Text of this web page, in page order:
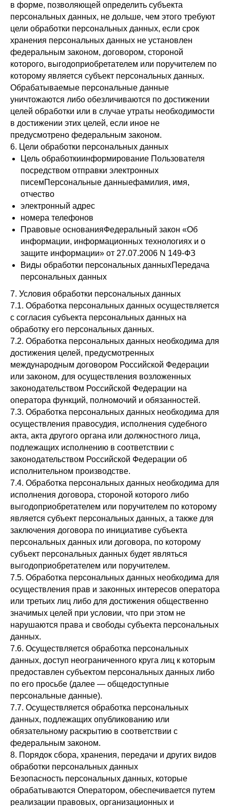
в форме, позволяющей определить субъекта
персональных данных, не дольше, чем этого требуют
цели обработки персональных данных, если срок
хранения персональных данных не установлен
федеральным законом, договором, стороной
которого, выгодоприобретателем или поручителем по
которому является субъект персональных данных.
Обрабатываемые персональные данные
уничтожаются либо обезличиваются по достижении
целей обработки или в случае утраты необходимости
в достижении этих целей, если иное не
предусмотрено федеральным законом.
6. Цели обработки персональных данных
Цель обработкиинформирование Пользователя
посредством отправки электронных
писемПерсональные данныефамилия, имя,
отчество
электронный адрес
номера телефонов
Правовые основанияФедеральный закон «Об
информации, информационных технологиях и о
защите информации» от 27.07.2006 N 149-ФЗ
Виды обработки персональных данныхПередача
персональных данных
7. Условия обработки персональных данных
7.1. Обработка персональных данных осуществляется
с согласия субъекта персональных данных на
обработку его персональных данных.
7.2. Обработка персональных данных необходима для
достижения целей, предусмотренных
международным договором Российской Федерации
или законом, для осуществления возложенных
законодательством Российской Федерации на
оператора функций, полномочий и обязанностей.
7.3. Обработка персональных данных необходима для
осуществления правосудия, исполнения судебного
акта, акта другого органа или должностного лица,
подлежащих исполнению в соответствии с
законодательством Российской Федерации об
исполнительном производстве.
7.4. Обработка персональных данных необходима для
исполнения договора, стороной которого либо
выгодоприобретателем или поручителем по которому
является субъект персональных данных, а также для
заключения договора по инициативе субъекта
персональных данных или договора, по которому
субъект персональных данных будет являться
выгодоприобретателем или поручителем.
7.5. Обработка персональных данных необходима для
осуществления прав и законных интересов оператора
или третьих лиц либо для достижения общественно
значимых целей при условии, что при этом не
нарушаются права и свободы субъекта персональных
данных.
7.6. Осуществляется обработка персональных
данных, доступ неограниченного круга лиц к которым
предоставлен субъектом персональных данных либо
по его просьбе (далее — общедоступные
персональные данные).
7.7. Осуществляется обработка персональных
данных, подлежащих опубликованию или
обязательному раскрытию в соответствии с
федеральным законом.
8. Порядок сбора, хранения, передачи и других видов
обработки персональных данных
Безопасность персональных данных, которые
обрабатываются Оператором, обеспечивается путем
реализации правовых, организационных и